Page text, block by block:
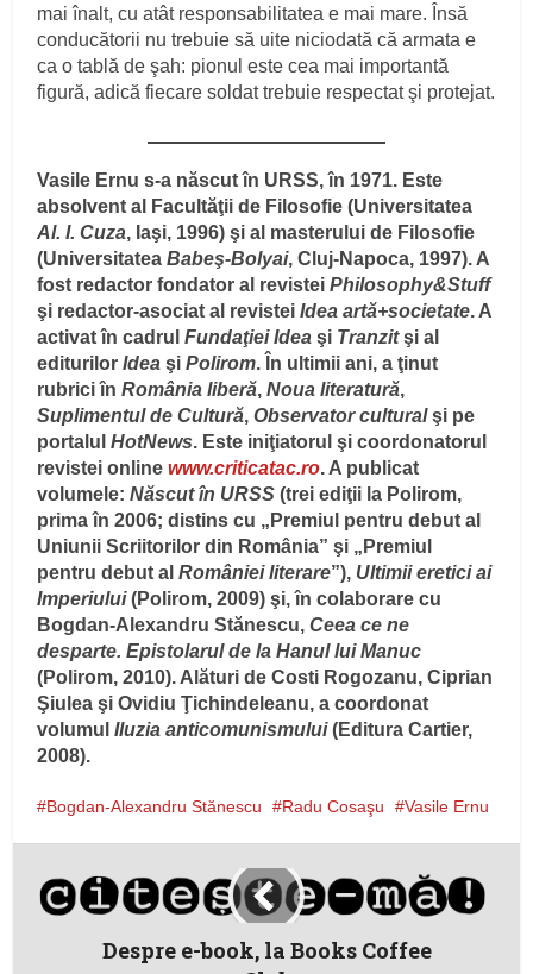
mai înalt, cu atât responsabilitatea e mai mare. Însă
conducătorii nu trebuie să uite niciodată că armata e
ca o tablă de şah: pionul este cea mai importantă
figură, adică fiecare soldat trebuie respectat şi protejat.
Vasile Ernu s-a născut în URSS, în 1971. Este
absolvent al Facultăţii de Filosofie (Universitatea
Al. I. Cuza, Iaşi, 1996) şi al masterului de Filosofie
(UniversitateaBabeş-Bolyai, Cluj-Napoca, 1997). A
fost redactor fondator al revisteiPhilosophy&Stuff
şi redactor-asociat al revisteiIdea artă+societate. A
activat în cadrulFundaţiei Idea şi Tranzitşi al
editurilorIdea şiPolirom. În ultimii ani, a ţinut
rubrici înRomânia liberă,Noua literatură,
Suplimentul de Cultură,Observator culturalşi pe
portalulHotNews. Este iniţiatorul şi coordonatorul
revistei onlinewww.criticatac.ro. A publicat
volumele:Născut în URSS (trei ediţii la Polirom,
prima în 2006; distins cu „Premiul pentru debut al
Uniunii Scriitorilor din România” şi „Premiul
pentru debut alRomâniei literare”), Ultimii eretici ai
Imperiului(Polirom, 2009) şi, în colaborare cu
Bogdan-Alexandru Stănescu,Ceea ce ne
desparte. Epistolarul de la Hanul lui Manuc
(Polirom, 2010). Alături de Costi Rogozanu, Ciprian
Şiulea şi Ovidiu Ţichindeleanu, a coordonat
volumulIluzia anticomunismului(Editura Cartier,
2008).
Bogdan-Alexandru Stănescu Radu Cosaşu Vasile Ernu
Despre e-book, la Books Coffee